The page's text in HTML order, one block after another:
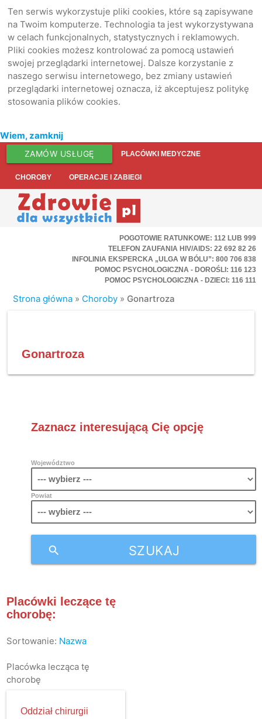
Ten serwis wykorzystuje pliki cookies, które są zapisywane
na Twoim komputerze. Technologia ta jest wykorzystywana
w celach funkcjonalnych, statystycznych i reklamowych.
Pliki cookies możesz kontrolować za pomocą ustawień
swojej przeglądarki internetowej. Dalsze korzystanie z
naszego serwisu internetowego, bez zmiany ustawień
przeglądarki internetowej oznacza, iż akceptujesz politykę
stosowania plików cookies.
Wiem, zamknij
ZAMÓW USŁUGĘ PLACÓWKI MEDYCZNE
CHOROBY OPERACJE I ZABIEGI
POGOTOWIE RATUNKOWE: 112 LUB 999
TELEFON ZAUFANIA HIV/AIDS: 22 692 82 26
INFOLINIA EKSPERCKA „ULGA W BÓLU”: 800 706 838
POMOC PSYCHOLOGICZNA - DOROŚLI: 116 123
POMOC PSYCHOLOGICZNA - DZIECI: 116 111
Strona główna » Choroby » Gonartroza
Gonartroza
Zaznacz interesującą Cię opcję
Województwo
Powiat
SZUKAJ
search
Placówki leczące tę
chorobę:
Sortowanie: Nazwa
Placówka lecząca tę
chorobę
Oddział chirurgii